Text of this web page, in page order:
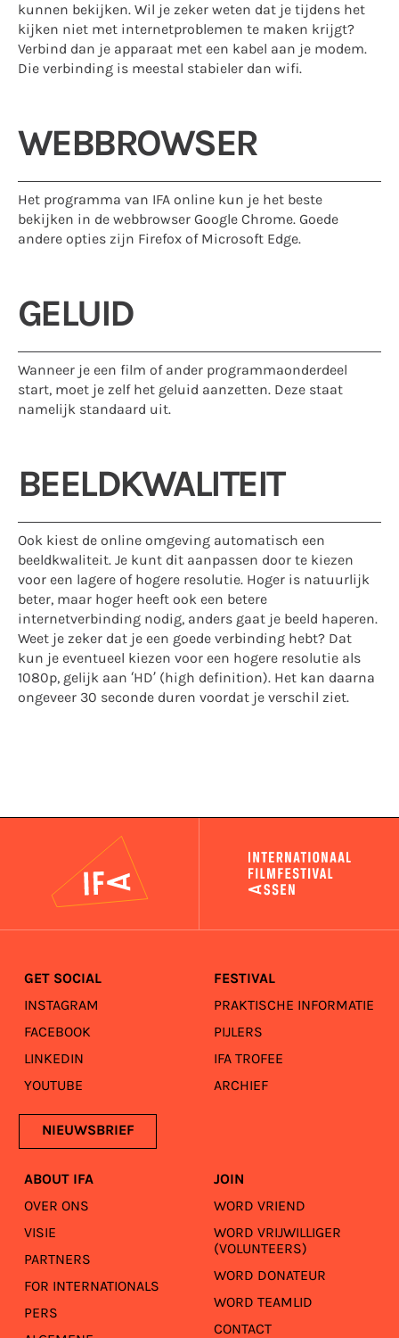
kunnen bekijken. Wil je zeker weten dat je tijdens het
kijken niet met internetproblemen te maken krijgt?
Verbind dan je apparaat met een kabel aan je modem.
Die verbinding is meestal stabieler dan wifi.
WEBBROWSER
Het programma van IFA online kun je het beste
bekijken in de webbrowser Google Chrome. Goede
andere opties zijn Firefox of Microsoft Edge.
GELUID
Wanneer je een film of ander programmaonderdeel
start, moet je zelf het geluid aanzetten. Deze staat
namelijk standaard uit.
BEELDKWALITEIT
Ook kiest de online omgeving automatisch een
beeldkwaliteit. Je kunt dit aanpassen door te kiezen
voor een lagere of hogere resolutie. Hoger is natuurlijk
beter, maar hoger heeft ook een betere
internetverbinding nodig, anders gaat je beeld haperen.
Weet je zeker dat je een goede verbinding hebt? Dat
kun je eventueel kiezen voor een hogere resolutie als
1080p, gelijk aan ‘HD’ (high definition). Het kan daarna
ongeveer 30 seconde duren voordat je verschil ziet.
GET SOCIAL
INSTAGRAM
FACEBOOK
LINKEDIN
YOUTUBE
NIEUWSBRIEF
FESTIVAL
PRAKTISCHE INFORMATIE
PIJLERS
IFA TROFEE
ARCHIEF
ABOUT IFA
OVER ONS
VISIE
PARTNERS
FOR INTERNATIONALS
PERS
JOIN
WORD VRIEND
WORD VRIJWILLIGER
(VOLUNTEERS)
WORD DONATEUR
WORD TEAMLID
CONTACT